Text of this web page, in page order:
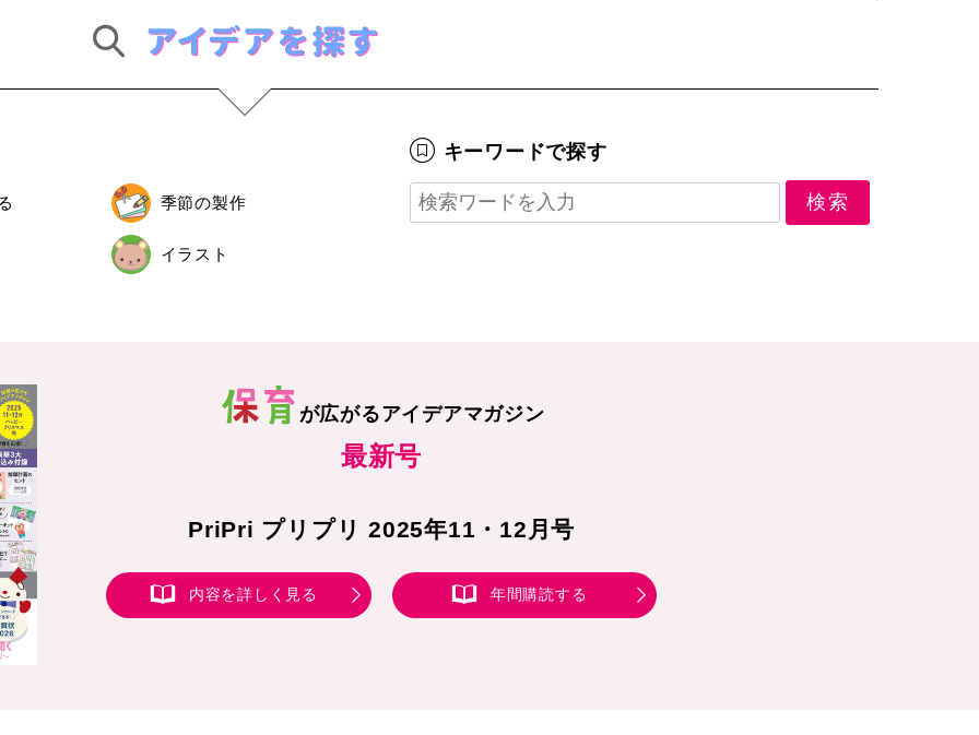
季節の製作
イラスト
キーワードで探す
が広がるアイデアマガジン
最新号
PriPri プリプリ 2025年11・12月号
内容を詳しく見る 年間購読する